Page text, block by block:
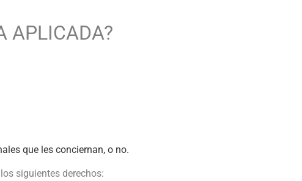
APLICADA?
que les conciernan, o no.
siguientes derechos: